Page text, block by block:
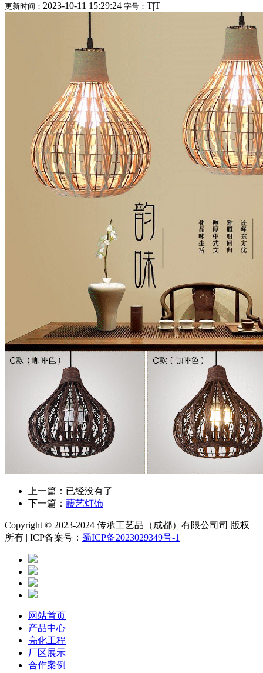
更新时间： 2023-10-11 15:29:24 字号： T|T
上一篇：已经没有了
下一篇： 藤艺灯饰
Copyright © 2023-2024 传承工艺品（成都）有限公司司 版权
所有 | ICP备案号： 蜀ICP备2023029349号-1
网站首页
产品中心
亮化工程
厂区展示
合作案例